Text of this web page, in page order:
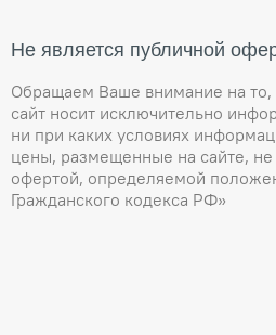
Не является публичной
Обращаем Ваше внимание на то,
сайт носит исключительно
ни при каких условиях
цены, размещенные на сайте, не
офертой, определяемой
Гражданского кодекса РФ»